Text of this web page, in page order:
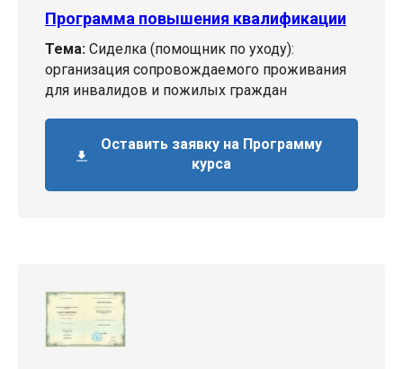
Программа повышения квалификации
Тема: Сиделка (помощник по уходу):
организация сопровождаемого проживания
для инвалидов и пожилых граждан
Оставить заявку на Программу
курса